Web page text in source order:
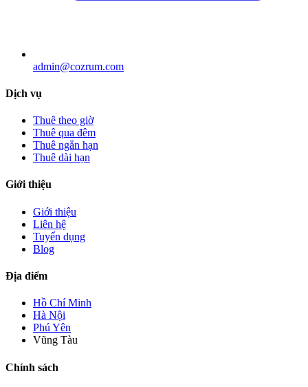
admin@cozrum.com
Dịch vụ
Thuê theo giờ
Thuê qua đêm
Thuê ngắn hạn
Thuê dài hạn
Giới thiệu
Giới thiệu
Liên hệ
Tuyển dụng
Blog
Địa điểm
Hồ Chí Minh
Hà Nội
Phú Yên
Vũng Tàu
Chính sách